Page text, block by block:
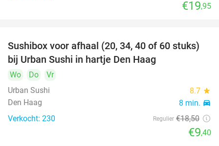
€19,95
49%
Sushibox voor afhaal (20, 34, 40 of 60 stuks)
bij Urban Sushi in hartje Den Haag
Wo Do
Vr
Urban Sushi
8.7 star
Den Haag 8 min. directions_car
Verkocht: 230 Regulier €18,50
€9,40